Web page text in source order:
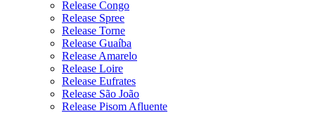
Release Congo
Release Spree
Release Torne
Release Guaíba
Release Amarelo
Release Loire
Release Eufrates
Release São João
Release Pisom Afluente